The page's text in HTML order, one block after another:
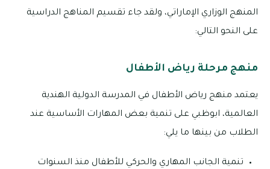
المنهج الوزاري الإماراتي، ولقد جاء تقسيم المناهج الدراسية
على النحو التالي:
منهج مرحلة رياض الأطفال
يعتمد منهج رياض الأطفال في المدرسة الدولية الهندية
العالمية، ابوظبي على تنمية بعض المهارات الأساسية عند
الطلاب من بينها ما يلي:
تنمية الجانب المهاري والحركي للأطفال منذ السنوات